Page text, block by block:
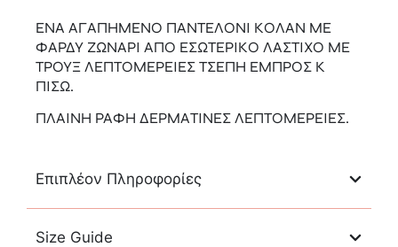
ENA ΑΓΑΠΗΜΕΝΟ ΠΑΝΤΕΛΟΝΙ ΚΟΛΑΝ ΜΕ
ΦΑΡΔΥ ΖΩΝΑΡΙ ΑΠΟ ΕΣΩΤΕΡΙΚΟ ΛΑΣΤΙΧΟ ΜΕ
ΤΡΟΥΞ ΛΕΠΤΟΜΕΡΕΙΕΣ ΤΣΕΠΗ ΕΜΠΡΟΣ Κ
ΠΙΣΩ.
ΠΛΑΙΝΗ ΡΑΦΗ ΔΕΡΜΑΤΙΝΕΣ ΛΕΠΤΟΜΕΡΕΙΕΣ.
Επιπλέον Πληροφορίες
Size Guide